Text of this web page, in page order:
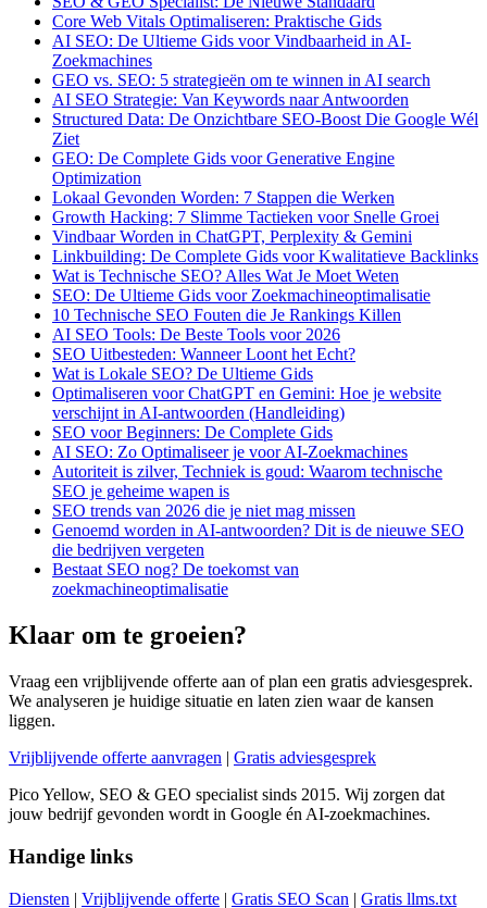
Core Web Vitals Optimaliseren: Praktische Gids
AI SEO: De Ultieme Gids voor Vindbaarheid in AI-
Zoekmachines
GEO vs. SEO: 5 strategieën om te winnen in AI search
AI SEO Strategie: Van Keywords naar Antwoorden
Structured Data: De Onzichtbare SEO-Boost Die Google Wél
Ziet
GEO: De Complete Gids voor Generative Engine
Optimization
Lokaal Gevonden Worden: 7 Stappen die Werken
Growth Hacking: 7 Slimme Tactieken voor Snelle Groei
Vindbaar Worden in ChatGPT, Perplexity & Gemini
Linkbuilding: De Complete Gids voor Kwalitatieve Backlinks
Wat is Technische SEO? Alles Wat Je Moet Weten
SEO: De Ultieme Gids voor Zoekmachineoptimalisatie
10 Technische SEO Fouten die Je Rankings Killen
AI SEO Tools: De Beste Tools voor 2026
SEO Uitbesteden: Wanneer Loont het Echt?
Wat is Lokale SEO? De Ultieme Gids
Optimaliseren voor ChatGPT en Gemini: Hoe je website
verschijnt in AI-antwoorden (Handleiding)
SEO voor Beginners: De Complete Gids
AI SEO: Zo Optimaliseer je voor AI-Zoekmachines
Autoriteit is zilver, Techniek is goud: Waarom technische
SEO je geheime wapen is
SEO trends van 2026 die je niet mag missen
Genoemd worden in AI-antwoorden? Dit is de nieuwe SEO
die bedrijven vergeten
Bestaat SEO nog? De toekomst van
zoekmachineoptimalisatie
Klaar om te groeien?
Vraag een vrijblijvende offerte aan of plan een gratis adviesgesprek.
We analyseren je huidige situatie en laten zien waar de kansen
liggen.
Vrijblijvende offerte aanvragen | Gratis adviesgesprek
Pico Yellow, SEO & GEO specialist sinds 2015. Wij zorgen dat
jouw bedrijf gevonden wordt in Google én AI-zoekmachines.
Handige links
Diensten | Vrijblijvende offerte | Gratis SEO Scan | Gratis llms.txt